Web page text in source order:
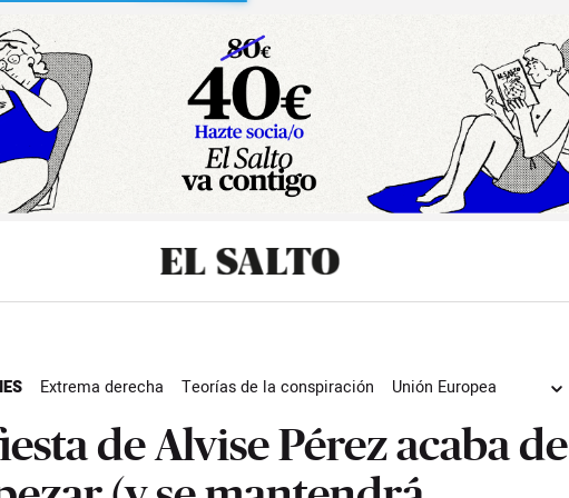
Extrema derecha Teorías de la conspiración
Unión Europea
de Alvise Pérez acaba de